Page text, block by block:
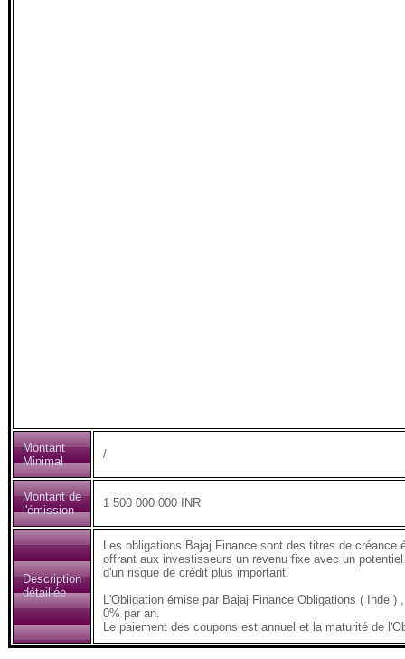
Montant
Minimal
/
Montant de
l'émission
1 500 000 000 INR
Description
détaillée
Les obligations Bajaj Finance sont des titres de
offrant aux investisseurs un revenu fixe avec un
d'un risque de crédit plus important.
L'Obligation émise par Bajaj Finance Obligations ( Inde
0% par an.
Le paiement des coupons est annuel et la maturité de